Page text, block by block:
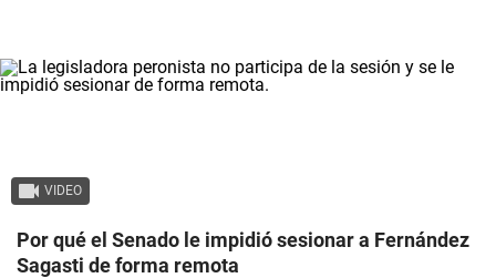
VIDEO
Por qué el Senado le impidió sesionar a Fernández
Sagasti de forma remota